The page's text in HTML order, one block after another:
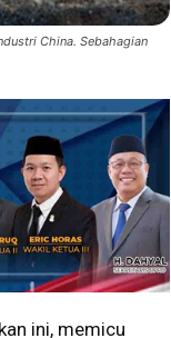
China. Sebahagian
ini, memicu